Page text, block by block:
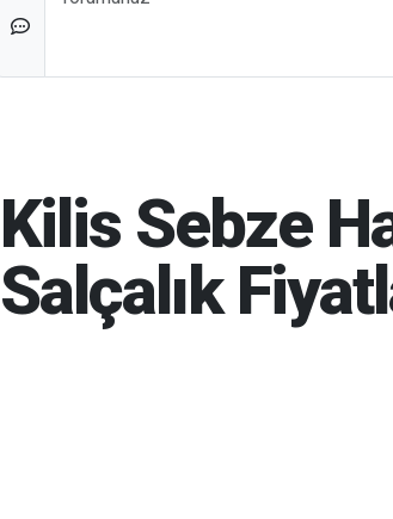
Kilis Sebze
Salçalık